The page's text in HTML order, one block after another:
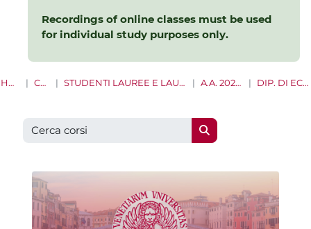
Recordings of online classes must be used
for individual study purposes only.
HOME CORSI STUDENTI LAUREE E LAUREE MAGISTRALI A.A. 2022 - 2023 DIP. DI ECONOMIA
Cerca corsi
Cerca corsi